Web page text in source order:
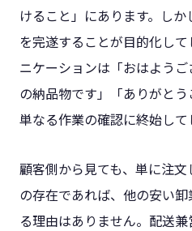
けること」にあります。し
を完遂することが目的化し
ニケーションは「おはよう
の納品物です」「ありがとう
単なる作業の確認に終始して
顧客側から見ても、単に注
の存在であれば、他の安い
る理由はありません。配送